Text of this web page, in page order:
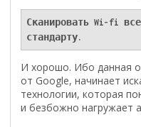
Сканировать Wi-fi
стандарту.
И хорошо. Ибо данная
от Google, начинает
технологии, которая
и безбожно нагружает